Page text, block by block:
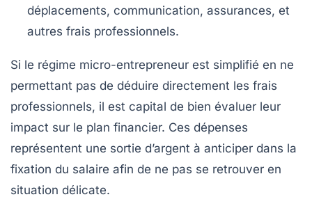
déplacements, communication, assurances, et
autres frais professionnels.
Si le régime micro-entrepreneur est simplifié en ne
permettant pas de déduire directement les frais
professionnels, il est capital de bien évaluer leur
impact sur le plan financier. Ces dépenses
représentent une sortie d’argent à anticiper dans la
fixation du salaire afin de ne pas se retrouver en
situation délicate.